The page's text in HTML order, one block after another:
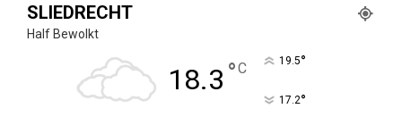
SLIEDRECHT
Half Bewolkt
18.3 °C 19.5°
17.2°